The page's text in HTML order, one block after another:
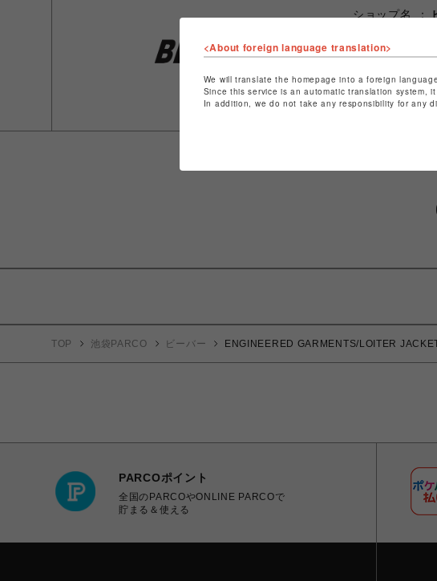
ショップ名
ショップお問
TOP 池袋PARCO ビーバー ENGINEERED GARMENTS/LOITER
PARCOポイント
全国のPARCOやONLINE PARCOで
貯まる＆使える
<About foreign language translation>
We will translate the homepage into a foreign
Since this service is an automatic translation system,
In addition, we do not take any responsibility for any